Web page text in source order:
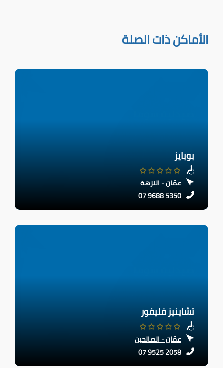
الأماكن ذات الصلة
بوبايز
عمّان - النزهة
07 9688 5350
تشاينيز فليفور
عمّان - الصالحين
07 9525 2058